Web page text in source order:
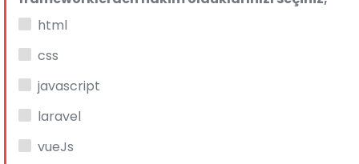
html
css
javascript
laravel
vueJs